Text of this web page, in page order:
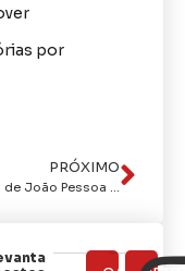
por
PRÓXIMO
Prefeitura de João Pessoa oferece serviços de saúde e assistência social para pessoas em situação de rua